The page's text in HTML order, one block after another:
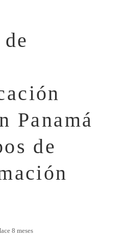
Panamá
de
8 meses